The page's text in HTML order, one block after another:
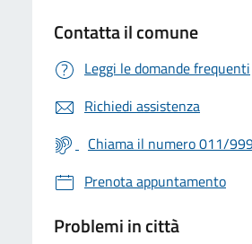
Contatta il comune
Leggi le domande frequenti
Richiedi assistenza
Chiama il numero 011/
Prenota appuntamento
Problemi in città